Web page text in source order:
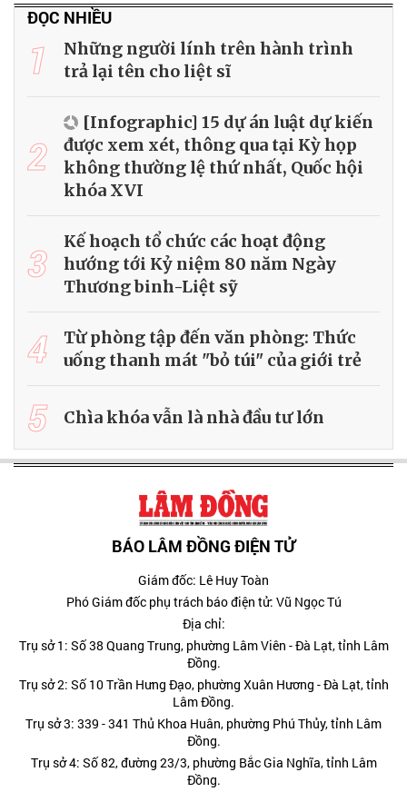
ĐỌC NHIỀU
1
Những người lính trên hành trình
trả lại tên cho liệt sĩ
2
[Infographic] 15 dự án luật dự kiến
được xem xét, thông qua tại Kỳ họp
không thường lệ thứ nhất, Quốc hội
khóa XVI
3
Kế hoạch tổ chức các hoạt động
hướng tới Kỷ niệm 80 năm Ngày
Thương binh-Liệt sỹ
4
Từ phòng tập đến văn phòng: Thức
uống thanh mát "bỏ túi" của giới trẻ
5 Chìa khóa vẫn là nhà đầu tư lớn
BÁO LÂM ĐỒNG ĐIỆN TỬ
Giám đốc: Lê Huy Toàn
Phó Giám đốc phụ trách báo điện tử: Vũ Ngọc Tú
Địa chỉ:
Trụ sở 1: Số 38 Quang Trung, phường Lâm Viên - Đà Lạt, tỉnh Lâm
Đồng.
Trụ sở 2: Số 10 Trần Hưng Đạo, phường Xuân Hương - Đà Lạt, tỉnh
Lâm Đồng.
Trụ sở 3: 339 - 341 Thủ Khoa Huân, phường Phú Thủy, tỉnh Lâm
Đồng.
Trụ sở 4: Số 82, đường 23/3, phường Bắc Gia Nghĩa, tỉnh Lâm
Đồng.